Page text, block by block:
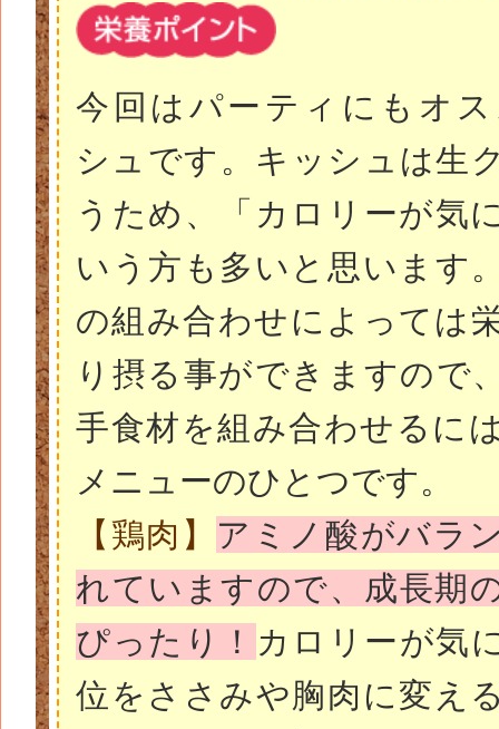
今回はパーティにもオ
シュです。キッシュは生
うため、「カロリーが気
いう方も多いと思います
の組み合わせによっては
り摂る事ができますので
手食材を組み合わせるに
メニューのひとつです。
【鶏肉】 アミノ酸がバラ
れていますので、成長期
ぴったり！ カロリーが気
位をささみや胸肉に変え